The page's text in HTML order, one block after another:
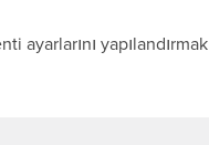
ayarlarını